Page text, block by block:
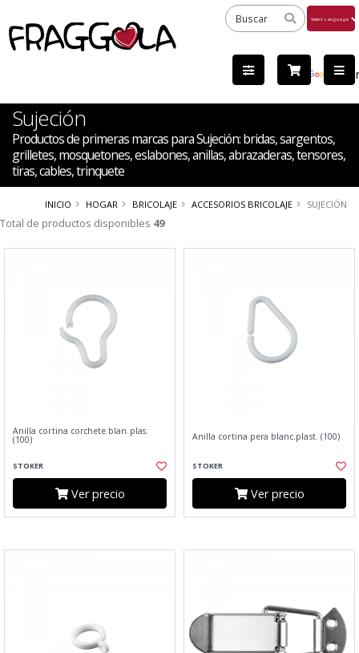
by
Sujeción
Productos de primeras marcas para Sujeción: bridas, sargentos,
grilletes, mosquetones, eslabones, anillas, abrazaderas, tensores,
tiras, cables, trinquete
INICIO HOGAR BRICOLAJE ACCESORIOS BRICOLAJE SUJECIÓN
Total de productos disponibles 49
Anilla cortina corchete blan.plas.
(100)
STOKER
Ver precio
Anilla cortina pera blanc.plast. (100)
STOKER
Ver precio